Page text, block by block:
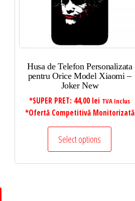
Husa de Telefon Personalizata
pentru Orice Model Xiaomi –
Joker New
*SUPER PRET: 44,00 lei TVA Inclus
*Ofertă Competitivă Monitorizată
Select options